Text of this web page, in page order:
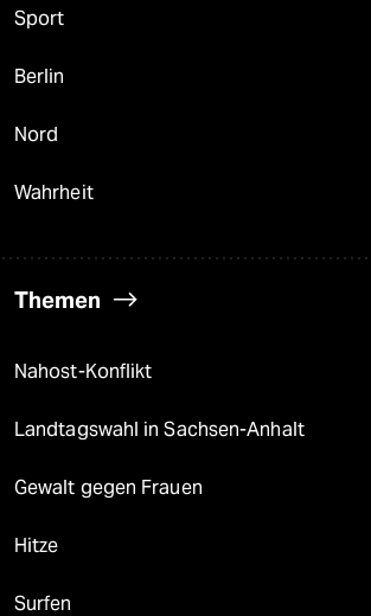
Sport
Berlin
Nord
Wahrheit
Themen
Nahost-Konflikt
Landtagswahl in Sachsen-Anhalt
Gewalt gegen Frauen
Hitze
Surfen